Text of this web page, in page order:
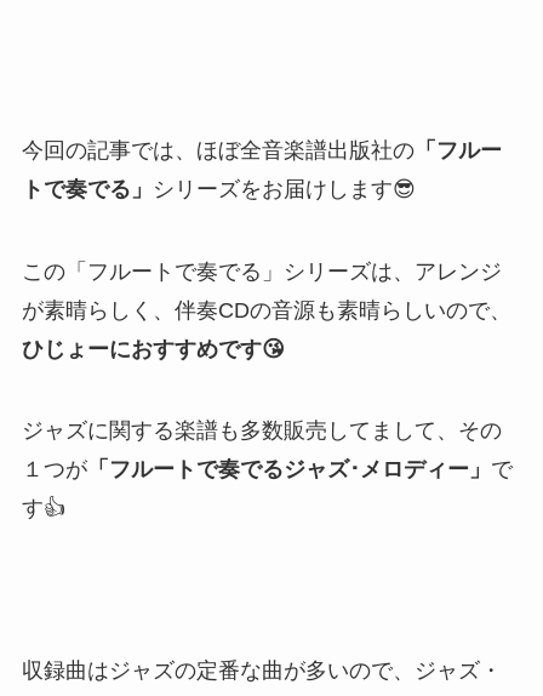
今回の記事では、ほぼ全音楽譜出版社の「フルー
トで奏でる」 シリーズをお届けします😎
この「フルートで奏でる」シリーズは、 アレンジ
が素晴らしく、伴奏CDの音源も素晴らしいので、
ひじょーにおすすめです😘
ジャズに関する楽譜も多数販売してまして、その
１つが「フルートで奏でるジャズ･メロディー」 で
す👍
収録曲はジャズの定番な曲が多いので、
ジャズ・